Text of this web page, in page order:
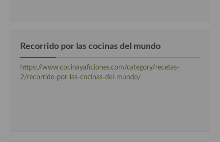
Recorrido por las cocinas del mundo
https://www.cocinayaficiones.com/category/recetas-
2/recorrido-por-las-cocinas-del-mundo/